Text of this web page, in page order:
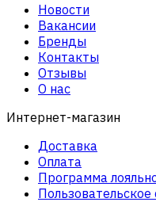
Новости
Вакансии
Бренды
Контакты
Отзывы
О нас
Интернет-магазин
Доставка
Оплата
Программа
Пользовательское